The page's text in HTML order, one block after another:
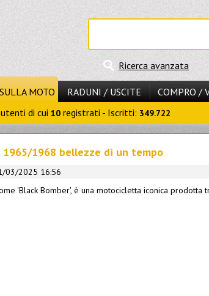
Ricerca avanzata
MOTO RADUNI / USCITE
COMPRO /
utenti di cui 10 registrati - Iscritti: 349.722
1965/1968 bellezze di un tempo
03/2025 16:56
'Black Bomber', è una motocicletta iconica